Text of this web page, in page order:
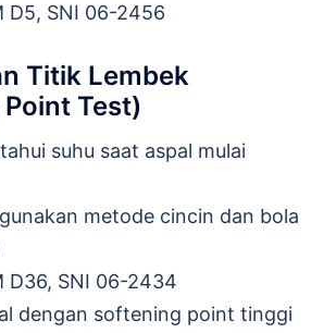
D5, SNI 06-2456
Titik Lembek
Test)
suhu saat aspal mulai
metode cincin dan bola
D36, SNI 06-2434
dengan softening point tinggi